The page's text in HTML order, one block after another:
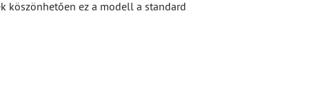
köszönhetően ez a modell a standard